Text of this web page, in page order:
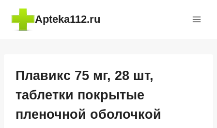
Перейти
содержимому
Apteka112.ru
Плавикс 75 мг, 28 шт,
таблетки покрытые
пленочной оболочкой